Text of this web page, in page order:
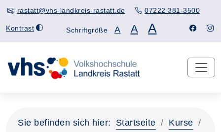
rastatt@vhs-landkreis-rastatt.de 07222 381-3500
Kontrast Schriftgröße A A A
Sie befinden sich hier: Startseite
Kurse